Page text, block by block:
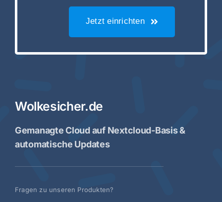
Jetzt einrichten
Wolkesicher.de
Gemanagte Cloud auf Nextcloud-Basis &
automatische Updates
Fragen zu unseren Produkten?